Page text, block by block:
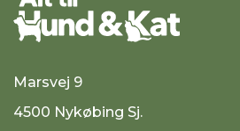
Marsvej 9
4500 Nykøbing Sj.